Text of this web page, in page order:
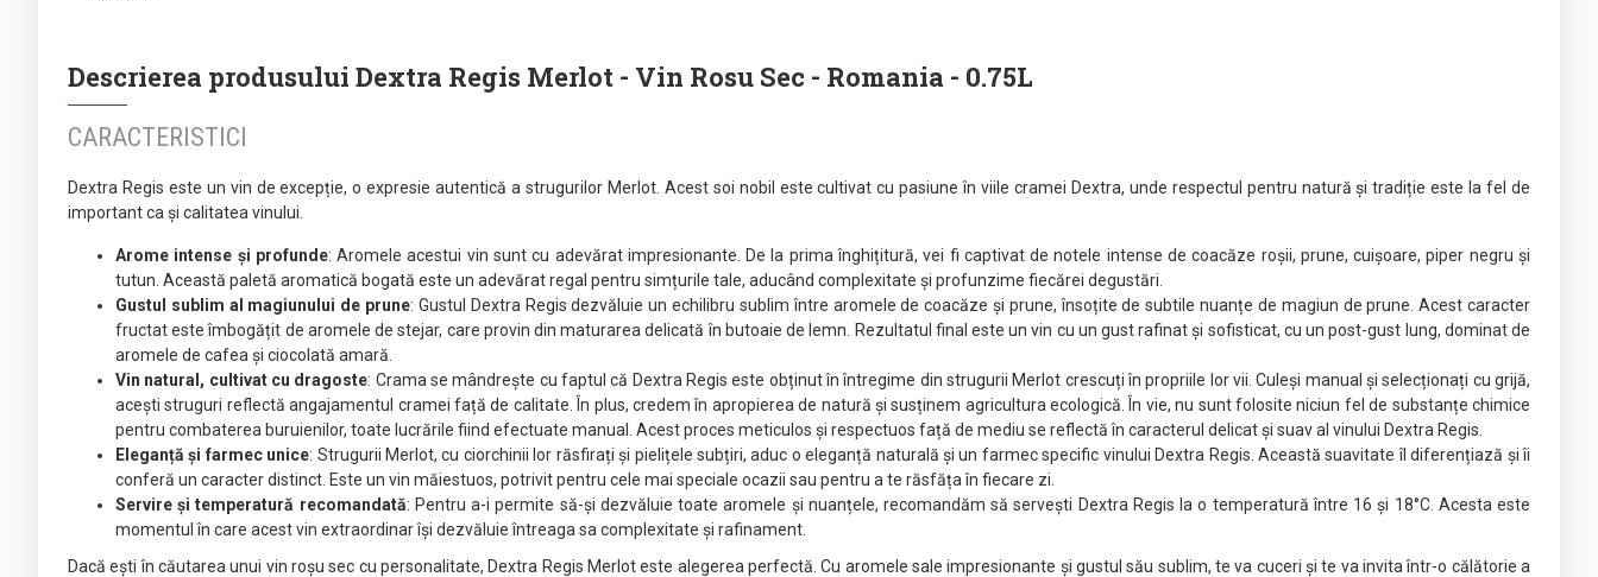
Descrierea produsului Dextra Regis Merlot - Vin Rosu Sec - Romania - 0.75L
CARACTERISTICI
Dextra Regis este un vin de excepție, o expresie autentică a strugurilor Merlot. Acest soi nobil este cultivat cu pasiune în viile cramei Dextra, unde respectul pentru natură și tradiție este la fel de
important ca și calitatea vinului.
Arome intense și profunde: Aromele acestui vin sunt cu adevărat impresionante. De la prima înghițitură, vei fi captivat de notele intense de coacăze roșii, prune, cuișoare, piper negru și
tutun. Această paletă aromatică bogată este un adevărat regal pentru simțurile tale, aducând complexitate și profunzime fiecărei degustări.
Gustul sublim al magiunului de prune: Gustul Dextra Regis dezvăluie un echilibru sublim între aromele de coacăze și prune, însoțite de subtile nuanțe de magiun de prune. Acest caracter
fructat este îmbogățit de aromele de stejar, care provin din maturarea delicată în butoaie de lemn. Rezultatul final este un vin cu un gust rafinat și sofisticat, cu un post-gust lung, dominat de
aromele de cafea și ciocolată amară.
Vin natural, cultivat cu dragoste: Crama se mândrește cu faptul că Dextra Regis este obținut în întregime din strugurii Merlot crescuți în propriile lor vii. Culeși manual și selecționați cu grijă,
acești struguri reflectă angajamentul cramei față de calitate. În plus, credem în apropierea de natură și susținem agricultura ecologică. În vie, nu sunt folosite niciun fel de substanțe chimice
pentru combaterea buruienilor, toate lucrările fiind efectuate manual. Acest proces meticulos și respectuos față de mediu se reflectă în caracterul delicat și suav al vinului Dextra Regis.
Eleganță și farmec unice: Strugurii Merlot, cu ciorchinii lor răsfirați și pielițele subțiri, aduc o eleganță naturală și un farmec specific vinului Dextra Regis. Această suavitate îl diferențiază și îi
conferă un caracter distinct. Este un vin măiestuos, potrivit pentru cele mai speciale ocazii sau pentru a te răsfăța în fiecare zi.
Servire și temperatură recomandată: Pentru a-i permite să-și dezvăluie toate aromele și nuanțele, recomandăm să servești Dextra Regis la o temperatură între 16 și 18°C. Acesta este
momentul în care acest vin extraordinar își dezvăluie întreaga sa complexitate și rafinament.
Dacă ești în căutarea unui vin roșu sec cu personalitate, Dextra Regis Merlot este alegerea perfectă. Cu aromele sale impresionante și gustul său sublim, te va cuceri și te va invita într-o călătorie a